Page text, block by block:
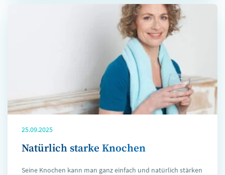
25.09.2025
Natürlich starke Knochen
Seine Knochen kann man ganz einfach und natürlich stärken